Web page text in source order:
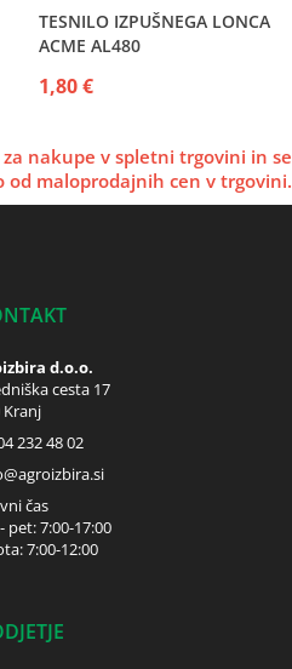
TESNILO IZPUŠNEGA LONCA
ACME AL480
1,80 €
nakupe v spletni trgovini in se
od maloprodajnih cen v trgovini.
d.o.o.
cesta 17
Kranj
232 48 02
agroizbira.si
čas
pet: 7:00-17:00
7:00-12:00